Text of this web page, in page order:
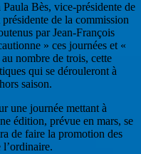
Bès, vice-présidente de
de la commission
par Jean-François
» ces journées et «
nombre de trois, cette
qui se dérouleront à
saison.
une journée mettant à
édition, prévue en mars, se
de faire la promotion des
l’ordinaire.